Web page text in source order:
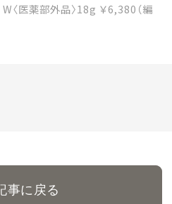
〈医薬部外品〉18g ￥6,380（編
事に戻る